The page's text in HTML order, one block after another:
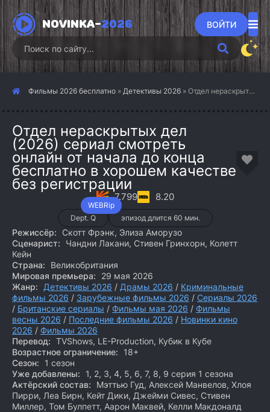
NOVINKA-2026 ВОЙТИ
Фильмы 2026 бесплатно » Детективы 2026 » Отдел нераскрытых дел (2026)
Отдел нераскрытых дел
(2026) сериал смотреть
онлайн от начала до конца
бесплатно в хорошем качестве
без регистрации
WEBRip
7.799 8.20
Dept. Q эпизод длится 60 мин.
Режиссёр:
Скотт Фрэнк, Элиза Аморузо
Сценарист:
Чандни Лакани, Стивен Гринхорн, Колетт
Кейн
Страна:
Великобритания
Мировая премьера:
29 мая 2026
Жанр:
Детективы 2026 / Драмы 2026 / Криминальные
фильмы 2026 / Зарубежные фильмы 2026 / Сериалы 2026
/ Британские сериалы / Фильмы мая 2026 / Фильмы
весны 2026 / Последние фильмы 2026 / Новинки кино
2026 / Фильмы 2026
Перевод: TVShows, LE-Production, Кубик в Кубе
Возрастное ограничение:
18+
Сезон:
1 сезон
Уже добавлены:
1, 2, 3, 4, 5, 6, 7, 8, 9 серия 1 сезона
Актёрский состав:
Мэттью Гуд, Алексей Манвелов, Хлоя
Пирри, Леа Бирн, Кейт Дики, Джейми Сивес, Стивен
Миллер, Том Булпетт, Аарон Маквей, Келли Макдоналд